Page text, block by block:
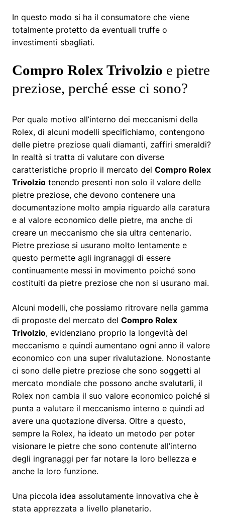
In questo modo si ha il consumatore che viene
totalmente protetto da eventuali truffe o
investimenti sbagliati.
Compro Rolex Trivolzio e pietre
preziose, perché esse ci sono?
Per quale motivo all’interno dei meccanismi della
Rolex, di alcuni modelli specifichiamo, contengono
delle pietre preziose quali diamanti, zaffiri smeraldi?
In realtà si tratta di valutare con diverse
caratteristiche proprio il mercato del Compro Rolex
Trivolzio tenendo presenti non solo il valore delle
pietre preziose, che devono contenere una
documentazione molto ampia riguardo alla caratura
e al valore economico delle pietre, ma anche di
creare un meccanismo che sia ultra centenario.
Pietre preziose si usurano molto lentamente e
questo permette agli ingranaggi di essere
continuamente messi in movimento poiché sono
costituiti da pietre preziose che non si usurano mai.
Alcuni modelli, che possiamo ritrovare nella gamma
di proposte del mercato del Compro Rolex
Trivolzio, evidenziano proprio la longevità del
meccanismo e quindi aumentano ogni anno il valore
economico con una super rivalutazione. Nonostante
ci sono delle pietre preziose che sono soggetti al
mercato mondiale che possono anche svalutarli, il
Rolex non cambia il suo valore economico poiché si
punta a valutare il meccanismo interno e quindi ad
avere una quotazione diversa. Oltre a questo,
sempre la Rolex, ha ideato un metodo per poter
visionare le pietre che sono contenute all’interno
degli ingranaggi per far notare la loro bellezza e
anche la loro funzione.
Una piccola idea assolutamente innovativa che è
stata apprezzata a livello planetario.